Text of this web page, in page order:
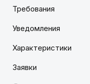
Требования
Уведомления
Характеристики
Заявки